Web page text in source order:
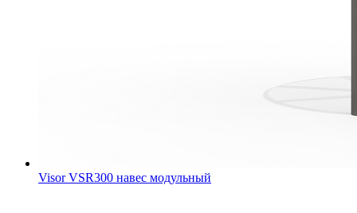
Visor VSR300 навес модульный